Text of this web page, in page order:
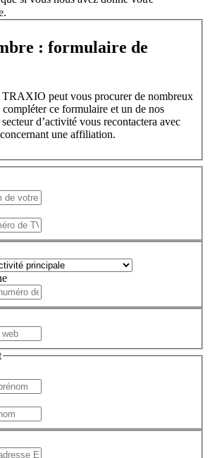
: formulaire de
TRAXIO peut vous procurer de nombreux
ce formulaire et un de nos
d’activité vous recontactera avec
une affiliation.